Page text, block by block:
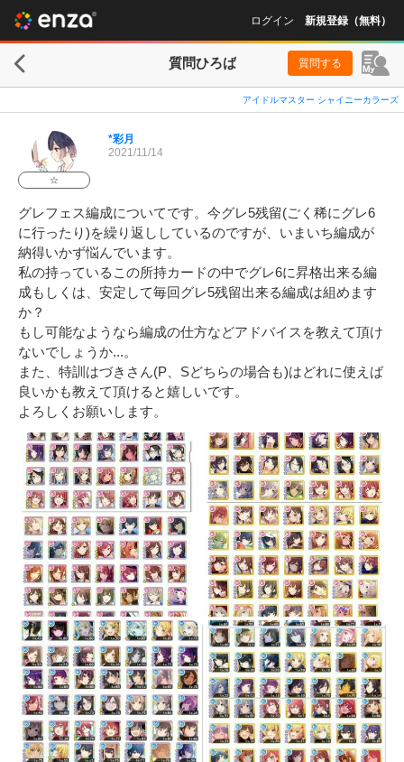
ログイン 新規登録（無料）
質問ひろば 質問する
アイドルマスター シャイニーカラーズ
☆
*彩月
2021/11/14
グレフェス編成についてです。今グレ5残留(ごく稀にグレ6
に行ったり)を繰り返ししているのですが、いまいち編成が
納得いかず悩んでいます。
私の持っているこの所持カードの中でグレ6に昇格出来る編
成もしくは、安定して毎回グレ5残留出来る編成は組めます
か？
もし可能なようなら編成の仕方などアドバイスを教えて頂け
ないでしょうか...。
また、特訓はづきさん(P、Sどちらの場合も)はどれに使えば
良いかも教えて頂けると嬉しいです。
よろしくお願いします。